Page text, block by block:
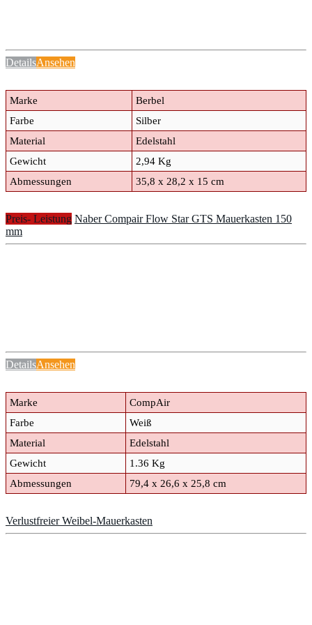
DetailsAnsehen
Marke
Berbel
Farbe
Silber
Material
Edelstahl
Gewicht
2,94 Kg
Abmessungen
35,8 x 28,2 x 15 cm
Preis- Leistung Naber Compair Flow Star GTS Mauerkasten 150
mm
DetailsAnsehen
Marke
CompAir
Farbe
Weiß
Material
Edelstahl
Gewicht
1.36 Kg
Abmessungen
79,4 x 26,6 x 25,8 cm
Verlustfreier Weibel-Mauerkasten